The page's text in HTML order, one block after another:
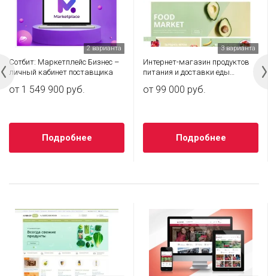
2 варианта
Сотбит: Маркетплейс Бизнес –
личный кабинет поставщика
от 1 549 900 руб.
Подробнее
3 варианта
Интернет-магазин продуктов
питания и доставки еды
питания.Retail24» с
от 99 000 руб.
Подробнее